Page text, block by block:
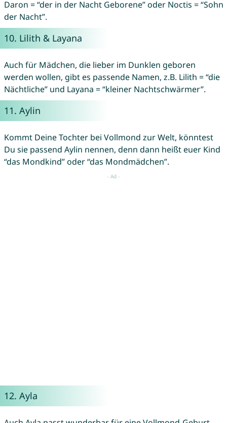
Daron = “der in der Nacht Geborene” oder Noctis = “Sohn
der Nacht”.
10. Lilith & Layana
Auch für Mädchen, die lieber im Dunklen geboren
werden wollen, gibt es passende Namen, z.B. Lilith = “die
Nächtliche” und Layana = “kleiner Nachtschwärmer”.
11. Aylin
Kommt Deine Tochter bei Vollmond zur Welt, könntest
Du sie passend Aylin nennen, denn dann heißt euer Kind
“das Mondkind” oder “das Mondmädchen”.
12. Ayla